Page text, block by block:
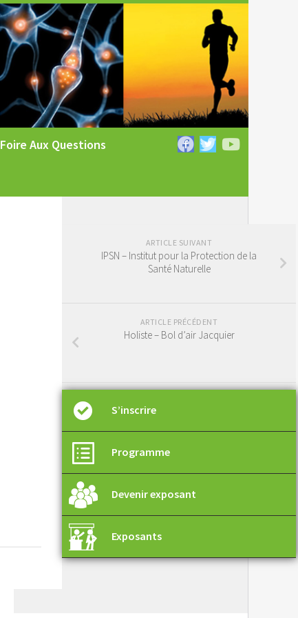
Foire Aux Questions
ARTICLE SUIVANT
IPSN – Institut pour la Protection de la
Santé Naturelle
ARTICLE PRÉCÉDENT
Holiste – Bol d’air Jacquier
S’inscrire
Programme
Devenir exposant
Exposants